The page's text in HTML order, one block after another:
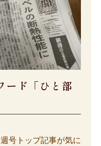
ード「ひと部
号トップ記事が気に